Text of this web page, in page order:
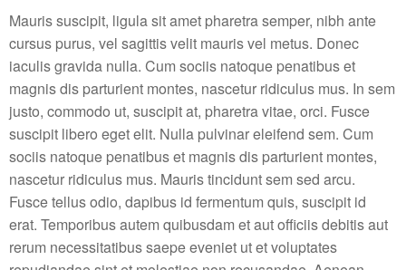
Mauris suscipit, ligula sit amet pharetra semper, nibh ante
cursus purus, vel sagittis velit mauris vel metus. Donec
iaculis gravida nulla. Cum sociis natoque penatibus et
magnis dis parturient montes, nascetur ridiculus mus. In sem
justo, commodo ut, suscipit at, pharetra vitae, orci. Fusce
suscipit libero eget elit. Nulla pulvinar eleifend sem. Cum
sociis natoque penatibus et magnis dis parturient montes,
nascetur ridiculus mus. Mauris tincidunt sem sed arcu.
Fusce tellus odio, dapibus id fermentum quis, suscipit id
erat. Temporibus autem quibusdam et aut officiis debitis aut
rerum necessitatibus saepe eveniet ut et voluptates